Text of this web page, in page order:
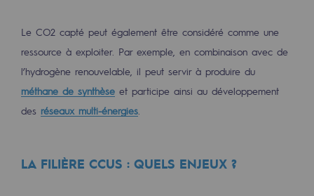
Nos activités
Transport de gaz
Transport de gaz
Savoir-faire
Le CO2 capté peut également être considéré comme une
ressource à exploiter. Par exemple, en combinaison avec de
l’hydrogène renouvelable, il peut servir à produire du
méthane de synthèse et participe ainsi au développement
des réseaux multi-énergies
LA FILIÈRE CCUS : QUELS ENJEUX ?